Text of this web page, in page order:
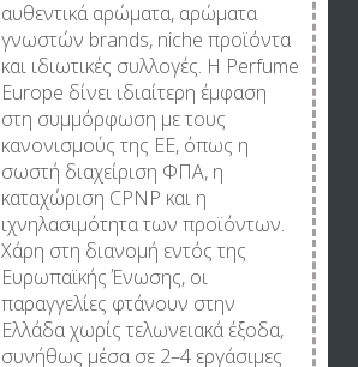
αυθεντικά αρώματα, αρώματα
γνωστών brands, niche προϊόντα
και ιδιωτικές συλλογές. Η Perfume
Europe δίνει ιδιαίτερη έμφαση
στη συμμόρφωση με τους
κανονισμούς της ΕΕ, όπως η
σωστή διαχείριση ΦΠΑ, η
καταχώριση CPNP και η
ιχνηλασιμότητα των προϊόντων.
Χάρη στη διανομή εντός της
Ευρωπαϊκής Ένωσης, οι
παραγγελίες φτάνουν στην
Ελλάδα χωρίς τελωνειακά έξοδα,
συνήθως μέσα σε 2–4 εργάσιμες